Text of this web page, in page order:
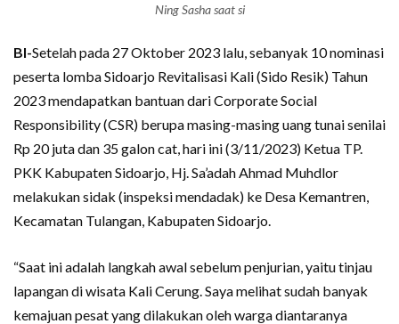
Ning Sasha saat si
BI-Setelah pada 27 Oktober 2023 lalu, sebanyak 10 nominasi
peserta lomba Sidoarjo Revitalisasi Kali (Sido Resik) Tahun
2023 mendapatkan bantuan dari Corporate Social
Responsibility (CSR) berupa masing-masing uang tunai senilai
Rp 20 juta dan 35 galon cat, hari ini (3/11/2023) Ketua TP.
PKK Kabupaten Sidoarjo, Hj. Sa’adah Ahmad Muhdlor
melakukan sidak (inspeksi mendadak) ke Desa Kemantren,
Kecamatan Tulangan, Kabupaten Sidoarjo.
“Saat ini adalah langkah awal sebelum penjurian, yaitu tinjau
lapangan di wisata Kali Cerung. Saya melihat sudah banyak
kemajuan pesat yang dilakukan oleh warga diantaranya